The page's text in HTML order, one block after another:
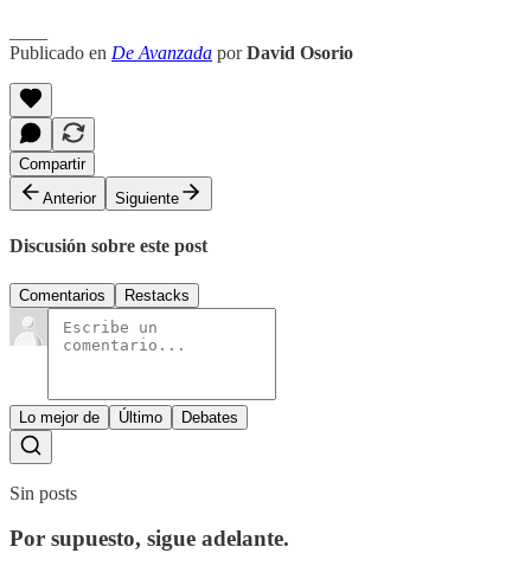
Publicado en De Avanzada porDavid Osorio
Compartir
Anterior
Siguiente
Discusión sobre este post
Comentarios Restacks
Lo mejor de Último Debates
Sin posts
Por supuesto, sigue adelante.